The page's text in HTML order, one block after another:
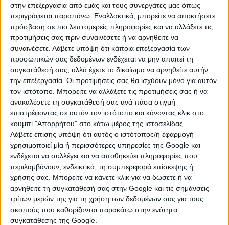
στην επεξεργασία από εμάς και τους συνεργάτες μας όπως
περιγράφεται παραπάνω. Εναλλακτικά, μπορείτε να αποκτήσετε
πρόσβαση σε πιο λεπτομερείς πληροφορίες και να αλλάξετε τις
προτιμήσεις σας πριν συναινέσετε ή να αρνηθείτε να
συναινέσετε. Λάβετε υπόψη ότι κάποια επεξεργασία των
προσωπικών σας δεδομένων ενδέχεται να μην απαιτεί τη
συγκατάθεσή σας, αλλά έχετε το δικαίωμα να αρνηθείτε αυτήν
την επεξεργασία. Οι προτιμήσεις σας θα ισχύουν μόνο για αυτόν
τον ιστότοπο. Μπορείτε να αλλάξετε τις προτιμήσεις σας ή να
ανακαλέσετε τη συγκατάθεσή σας ανά πάσα στιγμή
επιστρέφοντας σε αυτόν τον ιστότοπο και κάνοντας κλικ στο
κουμπί "Απορρήτου" στο κάτω μέρος της ιστοσελίδας.
Λάβετε επίσης υπόψη ότι αυτός ο ιστότοπος/η εφαρμογή
χρησιμοποιεί μία ή περισσότερες υπηρεσίες της Google και
ενδέχεται να συλλέγει και να αποθηκεύει πληροφορίες που
περιλαμβάνουν, ενδεικτικά, τη συμπεριφορά επίσκεψης ή
χρήσης σας. Μπορείτε να κάνετε κλικ για να δώσετε ή να
αρνηθείτε τη συγκατάθεσή σας στην Google και τις σημάνσεις
τρίτων μερών της για τη χρήση των δεδομένων σας για τους
σκοπούς που καθορίζονται παρακάτω στην ενότητα
συγκατάθεσης της Google.
Προηγούμενο άρθρο
Γλυκό ψυγείου με Oreo
Επόμενο άρθρο